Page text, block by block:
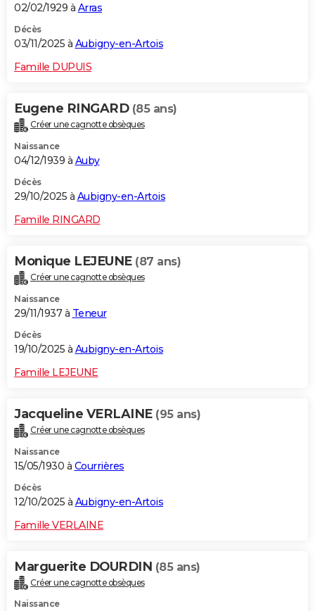
02/02/1929 à Arras
Décès
03/11/2025 à Aubigny-en-Artois
Famille DUPUIS
Eugene RINGARD (85 ans)
Créer une cagnotte obsèques
Naissance
04/12/1939 à Auby
Décès
29/10/2025 à Aubigny-en-Artois
Famille RINGARD
Monique LEJEUNE (87 ans)
Créer une cagnotte obsèques
Naissance
29/11/1937 à Teneur
Décès
19/10/2025 à Aubigny-en-Artois
Famille LEJEUNE
Jacqueline VERLAINE (95 ans)
Créer une cagnotte obsèques
Naissance
15/05/1930 à Courrières
Décès
12/10/2025 à Aubigny-en-Artois
Famille VERLAINE
Marguerite DOURDIN (85 ans)
Créer une cagnotte obsèques
Naissance